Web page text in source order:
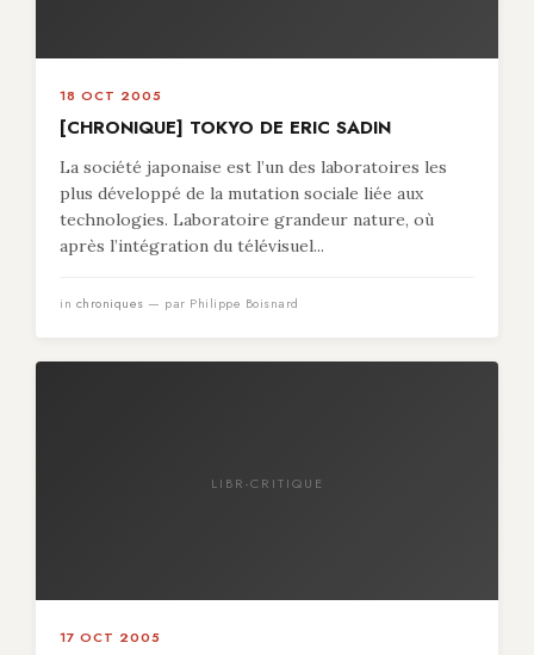
18 OCT 2005
[CHRONIQUE] TOKYO DE ERIC SADIN
La société japonaise est l’un des laboratoires les
plus développé de la mutation sociale liée aux
technologies. Laboratoire grandeur nature, où
après l’intégration du télévisuel...
in chroniques — par Philippe Boisnard
LIBR-CRITIQUE
17 OCT 2005